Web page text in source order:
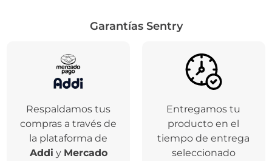
Garantías Sentry
Respaldamos tus
compras a través de
la plataforma de
Addi y Mercado
Entregamos tu
producto en el
tiempo de entrega
seleccionado